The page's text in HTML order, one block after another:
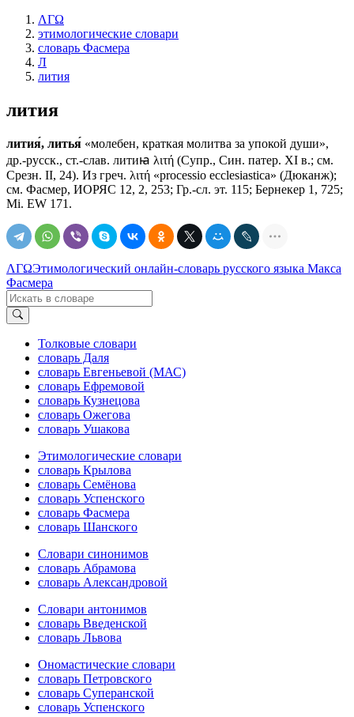
ΛΓΩ
этимологические словари
словарь Фасмера
Л
лития
лития
лития́, литья́ «молебен, краткая молитва за упокой души»,
др.-русск., ст.-слав. литиꙗ λιτή (Супр., Син. патер. ХI в.; см.
Срезн. II, 24). Из греч. λιτή «рrосеssiо ессlеsiаstiса» (Дюканж);
см. Фасмер, ИОРЯС 12, 2, 253; Гр.-сл. эт. 115; Бернекер 1, 725;
Мi. ЕW 171.
ΛΓΩЭтимологический онлайн-словарь русского языка Макса
Фасмера
Толковые словари
словарь Даля
словарь Евгеньевой (МАС)
словарь Ефремовой
словарь Кузнецова
словарь Ожегова
словарь Ушакова
Этимологические словари
словарь Крылова
словарь Семёнова
словарь Успенского
словарь Фасмера
словарь Шанского
Словари синонимов
словарь Абрамова
словарь Александровой
Словари антонимов
словарь Введенской
словарь Львова
Ономастические словари
словарь Петровского
словарь Суперанской
словарь Успенского